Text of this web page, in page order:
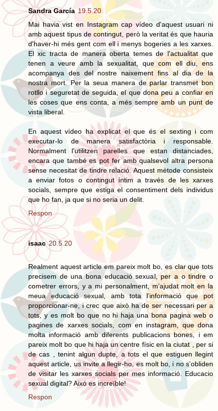
Sandra García 19.5.20
Mai havia vist en Instagram cap vídeo d'aquest usuari ni
amb aquest tipus de contingut, però la veritat és que hauria
d'haver-hi més gent com ell i menys bogeries a les xarxes.
El xic tracta de manera oberta temes de l'actualitat que
tenen a veure amb la sexualitat, que com ell diu, ens
acompanya des del nostre naixement fins al dia de la
nostra mort. Per la seua manera de parlar transmet bon
rotllo i seguretat de seguida, el que dona peu a confiar en
les coses que ens conta, a més sempre amb un punt de
vista liberal.
En aquest vídeo ha explicat el que és el sexting i com
executar-lo de manera satisfactòria i responsable.
Normalment l'utilitzen parelles que estan distanciades,
encara que també es pot fer amb qualsevol altra persona
sense necesitat de tindre relació. Aquest mètode consisteix
a enviar fotos o contingut íntim a través de les xarxes
socials, sempre que estiga el consentiment dels individus
que ho fan, ja que si no seria un delit.
Respon
isaac 20.5.20
Realment aquest article em pareix molt bo, es clar que tots
precisem de una bona educació sexual, per a o tindre o
cometrer errors, y a mi personalment, m’ajudat molt en la
meua educació sexual, amb tota l’informació que pot
proporcionar-ne, i crec que això ha de ser necessari per a
tots, y es molt bo que no hi haja una bona pagina web o
pagines de xarxes socials, com en instagram, que dona
molta informació amb diferents publicacions bones, i em
pareix molt bo que hi haja un centre físic en la ciutat , per si
de cas , tenint algun dupte, a tots el que estiguen llegint
aquest article, us invite a llegir-ho, es molt bo, i no s’obliden
de visitar les xarxes socials per mes informació. Educacio
sexual digital? Aixó es increïble!
Respon